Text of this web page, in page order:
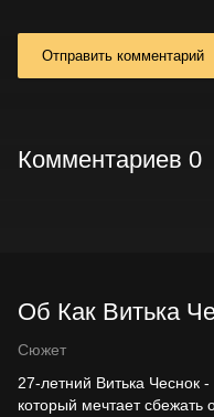
Отправить комментарий
Комментариев 0
Об Как Витька
Сюжет
27-летний Витька Чеснок
который мечтает